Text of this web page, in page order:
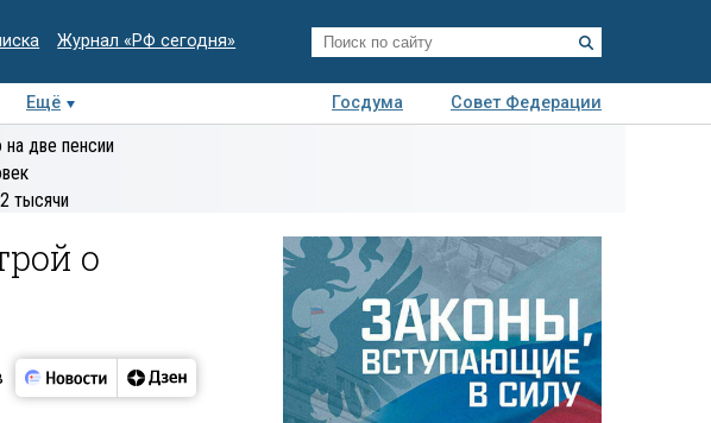
Журнал «РФ сегодня»
Ещё Госдума
Совет Федерации
Деловая
две пенсии
тысячи
о